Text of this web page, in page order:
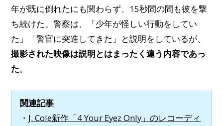
年が既に倒れたにも関わらず、15秒間の間も彼を撃
ち続けた。警察は、「少年が怪しい行動をしてい
た」「警官に突進してきた」と説明をしているが、
撮影された映像は説明とはまったく違う内容であっ
た。
関連記事
・ J. Cole新作「4 Your Eyez Only」のレコーディ